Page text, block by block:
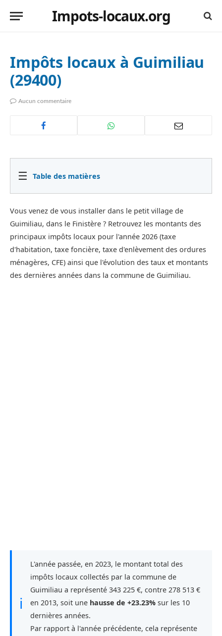
Impots-locaux.org
Impôts locaux à Guimiliau
(29400)
Aucun commentaire
☰ Table des matières
Vous venez de vous installer dans le petit village de
Guimiliau, dans le Finistère ? Retrouvez les montants des
principaux impôts locaux pour l'année 2026 (taxe
d'habitation, taxe foncière, taxe d'enlèvement des ordures
ménagères, CFE) ainsi que l'évolution des taux et montants
des dernières années dans la commune de Guimiliau.
ℹ
L'année passée, en 2023, le montant total des
impôts locaux collectés par la commune de
Guimiliau a représenté 343 225 €, contre 278 513 €
en 2013, soit une hausse de +23.23% sur les 10
dernières années.
Par rapport à l'année précédente, cela représente